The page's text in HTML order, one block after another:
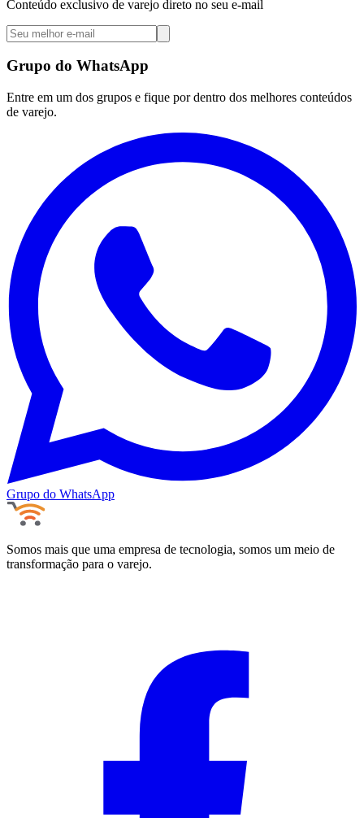
Conteúdo exclusivo de varejo direto no seu e-mail
Grupo do WhatsApp
Entre em um dos grupos e fique por dentro dos melhores conteúdos
de varejo.
Grupo do WhatsApp
Somos mais que uma empresa de tecnologia, somos um meio de
transformação para o varejo.